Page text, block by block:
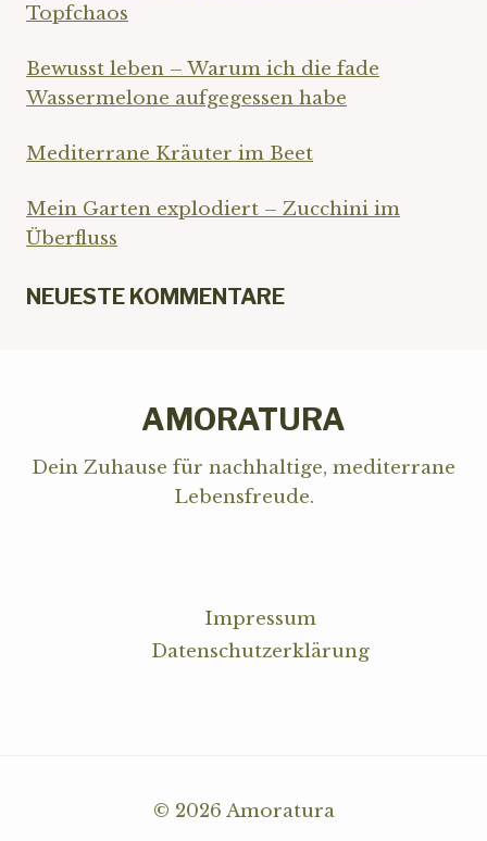
Topfchaos
Bewusst leben – Warum ich die fade
Wassermelone aufgegessen habe
Mediterrane Kräuter im Beet
Mein Garten explodiert – Zucchini im
Überfluss
NEUESTE KOMMENTARE
AMORATURA
Dein Zuhause für nachhaltige, mediterrane
Lebensfreude.
Impressum
Datenschutzerklärung
© 2026 Amoratura